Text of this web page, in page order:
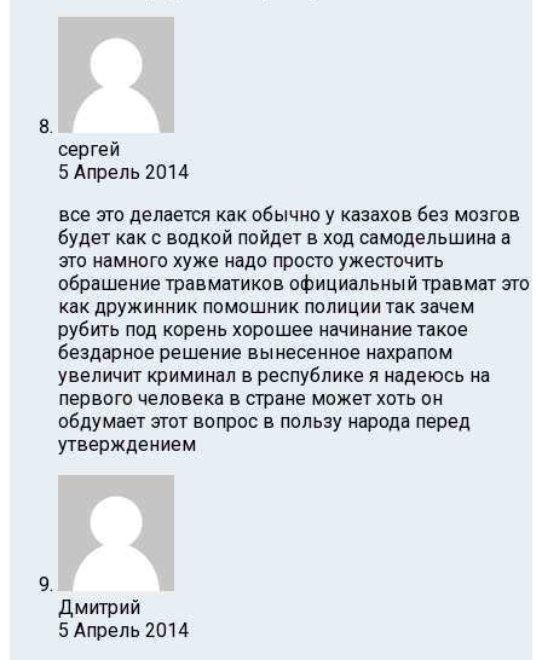
сергей
5 Апрель 2014
все это делается как обычно у казахов без мозгов
будет как с водкой пойдет в ход самодельшина а
это намного хуже надо просто ужесточить
обрашение травматиков официальный травмат это
как дружинник помошник полиции так зачем
рубить под корень хорошее начинание такое
бездарное решение вынесенное нахрапом
увеличит криминал в республике я надеюсь на
первого человека в стране может хоть он
обдумает этот вопрос в пользу народа перед
утверждением
Дмитрий
5 Апрель 2014